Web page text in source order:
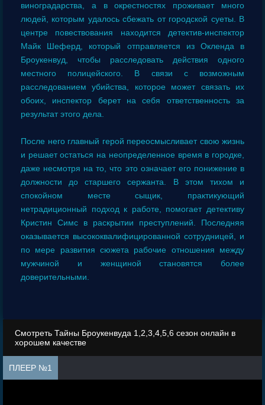
виноградарства, а в окрестностях проживает много
людей, которым удалось сбежать от городской суеты. В
центре повествования находится детектив-инспектор
Майк Шеферд, который отправляется из Окленда в
Броукенвуд, чтобы расследовать действия одного
местного полицейского. В связи с возможным
расследованием убийства, которое может связать их
обоих, инспектор берет на себя ответственность за
результат этого дела.
После него главный герой переосмысливает свою жизнь
и решает остаться на неопределенное время в городке,
даже несмотря на то, что это означает его понижение в
должности до старшего сержанта. В этом тихом и
спокойном месте сыщик, практикующий
нетрадиционный подход к работе, помогает детективу
Кристин Симс в раскрытии преступлений. Последняя
оказывается высококвалифицированной сотрудницей, и
по мере развития сюжета рабочие отношения между
мужчиной и женщиной становятся более
доверительными.
Смотреть Тайны Броукенвуда 1,2,3,4,5,6 сезон онлайн в
хорошем качестве
ПЛЕЕР №1